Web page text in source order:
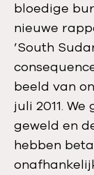
bloedige
nieuwe
’South
beeld van
juli 2011.
geweld en
hebben